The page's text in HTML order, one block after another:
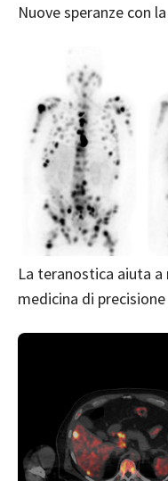
Nuove speranze con
La teranostica aiuta a
medicina di precisione